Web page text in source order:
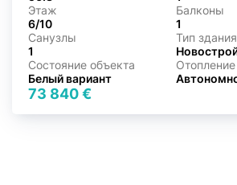
Этаж
6/10
Балконы
1
Санузлы
1
Тип здания
Состояние объекта
Белый вариант
Отопление
73 840 €